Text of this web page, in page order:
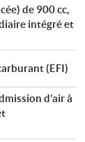
de 900 cc,
intégré et
(EFI)
d’air à